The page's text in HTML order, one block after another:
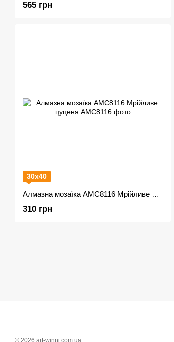
565 грн
30х40
Алмазна мозаїка AMC8116 Мрійливе цуценя
310 грн
© 2026 art-winni.com.ua